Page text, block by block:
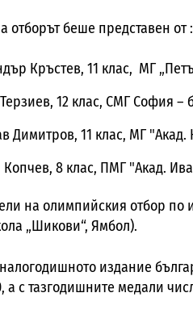
отборът беше представен от :
Кръстев, 11 клас, МГ
12 клас, СМГ София –
Димитров, 11 клас, МГ
8 клас, ПМГ "Акад.
на олимпийския отбор
„Шикови“, Ямбол).
издание
а с тазгодишните медали